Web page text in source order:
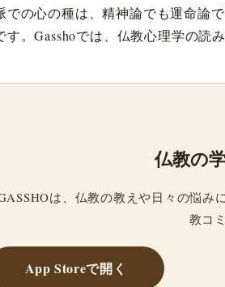
での心の種は、精神論でも運命論
。Gasshoでは、仏教心理学の読
仏教の
は、仏教の教えや日々の悩み
教コ
App Storeで開く